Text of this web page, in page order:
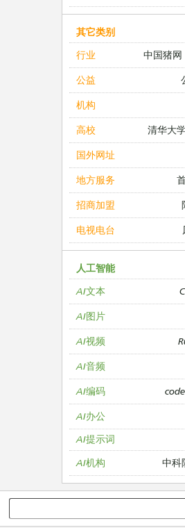
其它类别
行业
中国猪网
公益
机构
高校 清华大
国外网址
地方服务
招商加盟
电视电台
人工智能
AI文本
AI图片
AI视频
AI音频
AI编码
AI办公
AI提示词
AI机构
中科